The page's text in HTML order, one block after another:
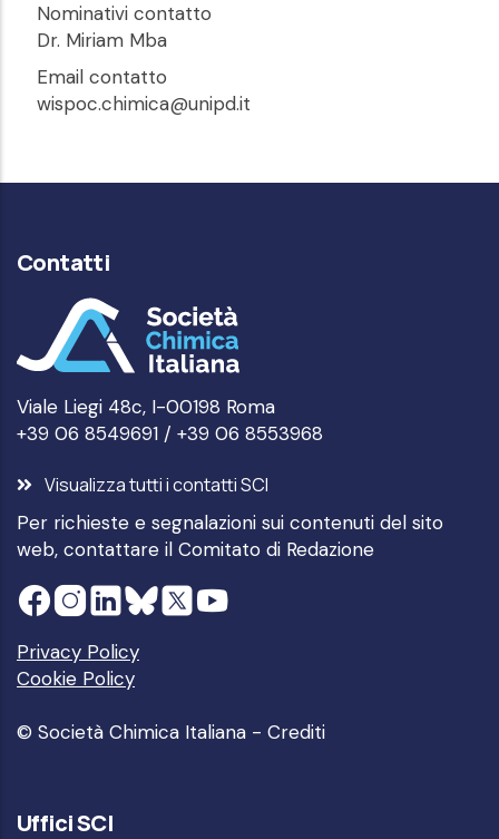
Nominativi contatto
Dr. Miriam Mba
Email contatto
wispoc.chimica@unipd.it
Contatti
Viale Liegi 48c, I-00198 Roma
+39 06 8549691 / +39 06 8553968
Visualizza tutti i contatti SCI
Per richieste e segnalazioni sui contenuti del sito
web, contattare il Comitato di Redazione
Privacy Policy
Cookie Policy
© Società Chimica Italiana - Crediti
Uffici SCI